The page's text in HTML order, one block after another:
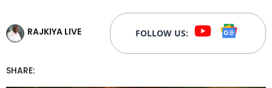
RAJKIYA LIVE FOLLOW US:
SHARE: